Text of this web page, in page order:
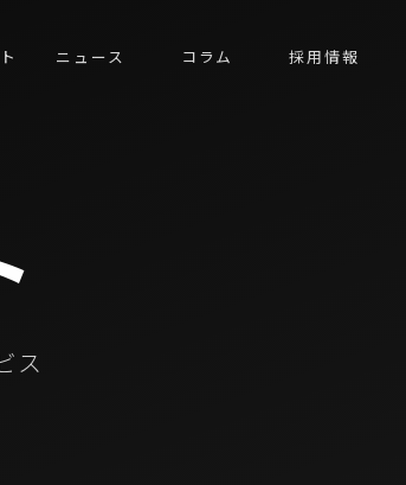
ニュース コラム 採用情報
ス